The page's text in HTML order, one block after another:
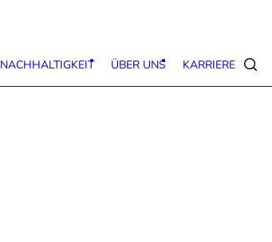
NACHHALTIGKEIT ÜBER UNS KARRIERE